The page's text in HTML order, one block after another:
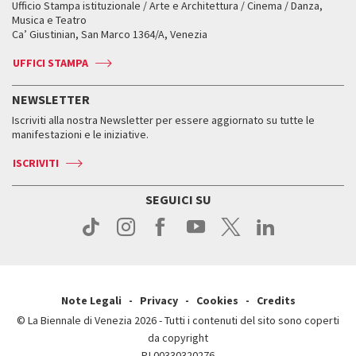
Servizi al pubblico
Come raggiungerci
Press
Orari e sedi
Accrediti
Come raggiungerci
Orari e sedi
Biglietti
Accrediti
Come raggiungerci
Contatti
Press
Servizi al pubblico
Come raggiungerci
Press
Leone d’oro alla carriera
Leone d’argento
Edizioni passate
Orari e sedi
Biglietti
Servizi al pubblico
Come raggiungerci
Contatti
Fondi e Collezioni
Biennale College ASAC
ASAC DATI
Storia
Orari e sedi
Ufficio Stampa istituzionale / Arte e Architettura / Cinema / Danza,
Musica e Teatro
Ca’ Giustinian, San Marco 1364/A, Venezia
UFFICI STAMPA
NEWSLETTER
Iscriviti alla nostra Newsletter per essere aggiornato su tutte le
manifestazioni e le iniziative.
ISCRIVITI
SEGUICI SU
Note Legali Privacy Cookies
Credits
© La Biennale di Venezia 2026 - Tutti i contenuti del sito sono coperti
da copyright